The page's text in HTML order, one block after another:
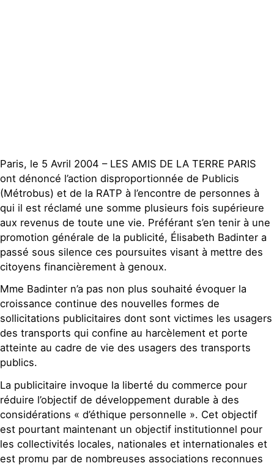
Paris, le 5 Avril 2004 – LES AMIS DE LA TERRE PARIS
ont dénoncé l’action disproportionnée de Publicis
(Métrobus) et de la RATP à l’encontre de personnes à
qui il est réclamé une somme plusieurs fois supérieure
aux revenus de toute une vie. Préférant s’en tenir à une
promotion générale de la publicité, Élisabeth Badinter a
passé sous silence ces poursuites visant à mettre des
citoyens financièrement à genoux.
Mme Badinter n’a pas non plus souhaité évoquer la
croissance continue des nouvelles formes de
sollicitations publicitaires dont sont victimes les usagers
des transports qui confine au harcèlement et porte
atteinte au cadre de vie des usagers des transports
publics.
La publicitaire invoque la liberté du commerce pour
réduire l’objectif de développement durable à des
considérations « d’éthique personnelle ». Cet objectif
est pourtant maintenant un objectif institutionnel pour
les collectivités locales, nationales et internationales et
est promu par de nombreuses associations reconnues